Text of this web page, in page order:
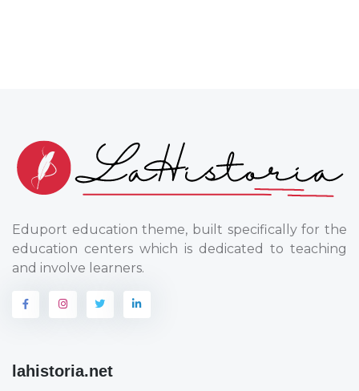
Eduport education theme, built specifically for the
education centers which is dedicated to teaching
and involve learners.
lahistoria.net